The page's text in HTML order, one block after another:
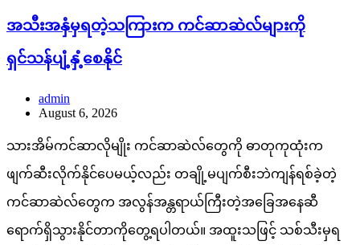
အသီးအနှံမှရတဲ့သကြားက ကင်ဆာဆဲလ်များကို
ရှင်သန်ပျံ့နှံ့စေနိုင်
admin
August 6, 2026
သားအိမ်ကင်ဆာလိုမျိုး ကင်ဆာဆဲလ်တွေကို ဓာတုကုထုံးက
ဖျက်ဆီးလိုက်နိုင်ပေမယ့်လည်း တချို့မပျက်စီးဘဲကျန်ရစ်ခဲ့တဲ့
ကင်ဆာဆဲလ်တွေက အလွန်အန္တရာယ်ကြီးတဲ့အခြေအနေဆီ
ရောက်ရှိသွားနိုင်တာကိုတွေ့ရပါတယ်။ အထူးသဖြင့် သစ်သီးမှရ